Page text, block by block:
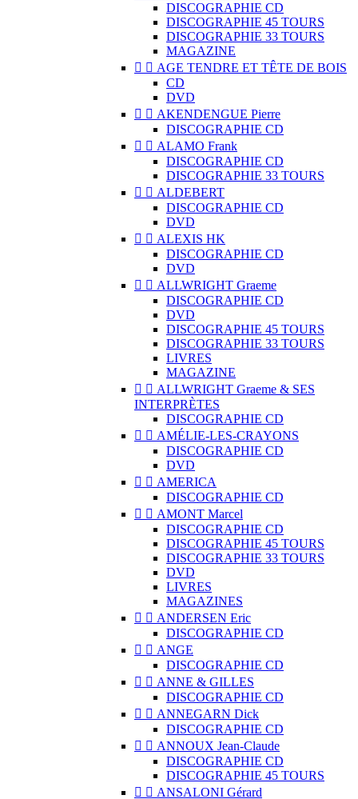
DISCOGRAPHIE CD
DISCOGRAPHIE 45 TOURS
DISCOGRAPHIE 33 TOURS
MAGAZINE
  AGE TENDRE ET TÊTE DE BOIS
CD
DVD
  AKENDENGUE Pierre
DISCOGRAPHIE CD
  ALAMO Frank
DISCOGRAPHIE CD
DISCOGRAPHIE 33 TOURS
  ALDEBERT
DISCOGRAPHIE CD
DVD
  ALEXIS HK
DISCOGRAPHIE CD
DVD
  ALLWRIGHT Graeme
DISCOGRAPHIE CD
DVD
DISCOGRAPHIE 45 TOURS
DISCOGRAPHIE 33 TOURS
LIVRES
MAGAZINE
  ALLWRIGHT Graeme & SES
INTERPRÈTES
DISCOGRAPHIE CD
  AMÉLIE-LES-CRAYONS
DISCOGRAPHIE CD
DVD
  AMERICA
DISCOGRAPHIE CD
  AMONT Marcel
DISCOGRAPHIE CD
DISCOGRAPHIE 45 TOURS
DISCOGRAPHIE 33 TOURS
DVD
LIVRES
MAGAZINES
  ANDERSEN Eric
DISCOGRAPHIE CD
  ANGE
DISCOGRAPHIE CD
  ANNE & GILLES
DISCOGRAPHIE CD
  ANNEGARN Dick
DISCOGRAPHIE CD
  ANNOUX Jean-Claude
DISCOGRAPHIE CD
DISCOGRAPHIE 45 TOURS
  ANSALONI Gérard